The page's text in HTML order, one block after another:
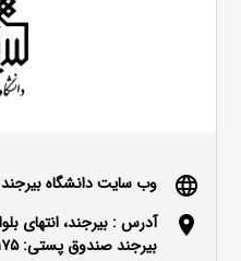
language وب سایت دانشگاه بیرجند
location_on
آدرس : بیرجند، انتهای
بیرجند صندوق پستی: ۶۱۵/۹۷۱۷۵